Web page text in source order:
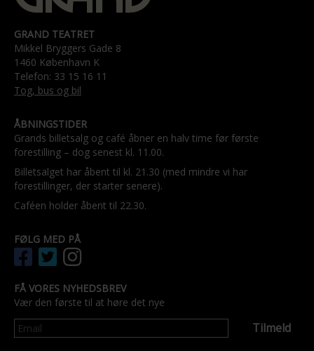
GRAND TEATRET
Mikkel Bryggers Gade 8
1460 København K
Telefon: 33 15 16 11
Tog, bus og bil
ÅBNINGSTIDER
Grands billetsalg og café åbner en halv time før første
forestilling – dog senest kl. 11.00.
Billetsalget har åbent til kl. 21.30 (med mindre vi har
forestillinger, der starter senere).
Caféen holder åbent til 22.30.
FØLG MED PÅ
FÅ VORES NYHEDSBREV
Vær den første til at høre det nye
Tilmeld